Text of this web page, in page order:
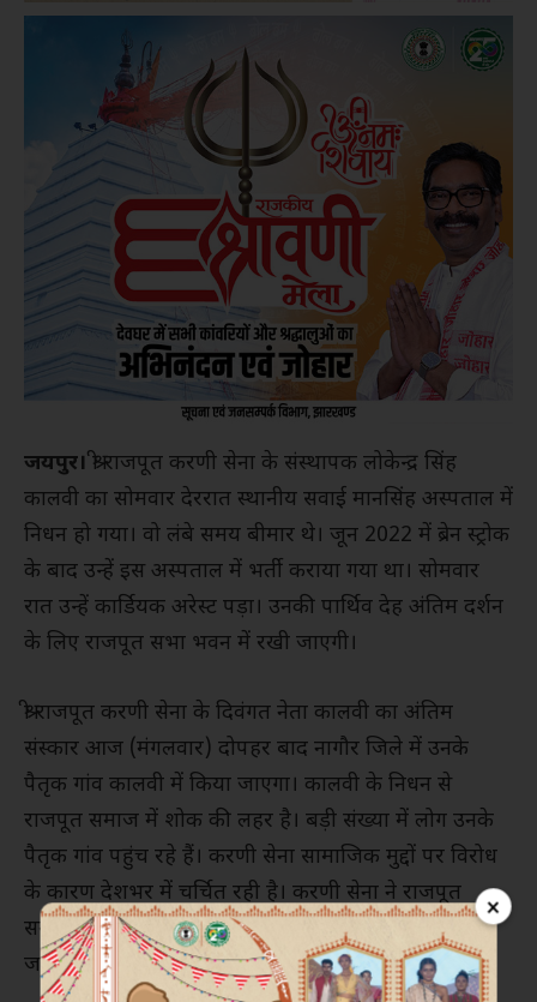
×
जयपुर।श्री राजपूत करणी सेना के संस्थापक लोकेन्द्र सिंह
कालवी का सोमवार देररात स्थानीय सवाई मानसिंह अस्पताल में
निधन हो गया। वो लंबे समय बीमार थे। जून 2022 में ब्रेन स्ट्रोक
के बाद उन्हें इस अस्पताल में भर्ती कराया गया था। सोमवार
रात उन्हें कार्डियक अरेस्ट पड़ा। उनकी पार्थिव देह अंतिम दर्शन
के लिए राजपूत सभा भवन में रखी जाएगी।
श्री राजपूत करणी सेना के दिवंगत नेता कालवी का अंतिम
संस्कार आज (मंगलवार) दोपहर बाद नागौर जिले में उनके
पैतृक गांव कालवी में किया जाएगा। कालवी के निधन से
राजपूत समाज में शोक की लहर है। बड़ी संख्या में लोग उनके
पैतृक गांव पहुंच रहे हैं। करणी सेना सामाजिक मुद्दों पर विरोध
के कारण देशभर में चर्चित रही है। करणी सेना ने राजपूत
समाज की छवि खराब करने वाली फिल्मों और सीरियल का
जमकर विरोध किया।